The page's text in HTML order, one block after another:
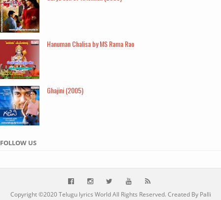
Hanuman Chalisa by MS Rama Rao
Ghajini (2005)
FOLLOW US
Copyright ©2020Telugu lyrics WorldAll Rights Reserved. Created By Palli